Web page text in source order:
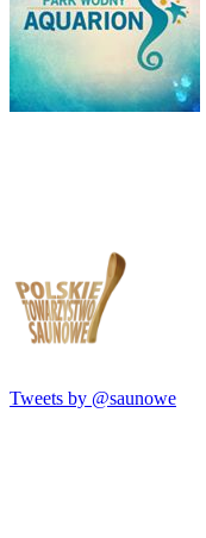
Tweets by @saunowe